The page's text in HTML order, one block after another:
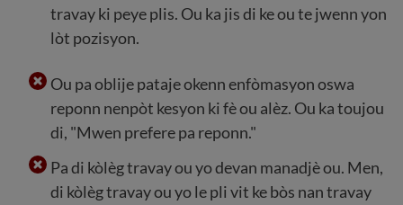
travay ki peye plis. Ou ka jis di ke ou te jwenn yon
lòt pozisyon.
Ou pa oblije pataje okenn enfòmasyon oswa
reponn nenpòt kesyon ki fè ou alèz. Ou ka toujou
di, "Mwen prefere pa reponn."
Pa di kòlèg travay ou yo devan manadjè ou. Men,
di kòlèg travay ou yo le pli vit ke bòs nan travay